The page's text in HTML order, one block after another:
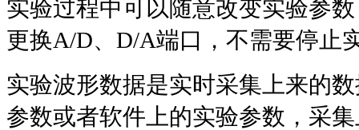
实验过程中可以随意改变实验参
更换A/D、 D/A端口，不需要停止
实验波形数据是实时采集上来的
参数或者软件上的实验参数，采